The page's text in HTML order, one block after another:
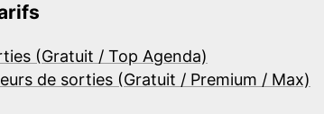
(Gratuit / Top Agenda)
de sorties (Gratuit / Premium / Max)